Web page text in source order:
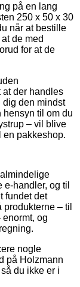
på en lang
250 x 50 x 30
når at bestille
de med
for at de
der handles
dig den mindst
hensyn til om du
– vil blive
en pakkeshop.
handler, og til
fundet det
– til
og
nogle
på Holzmann
du ikke er i